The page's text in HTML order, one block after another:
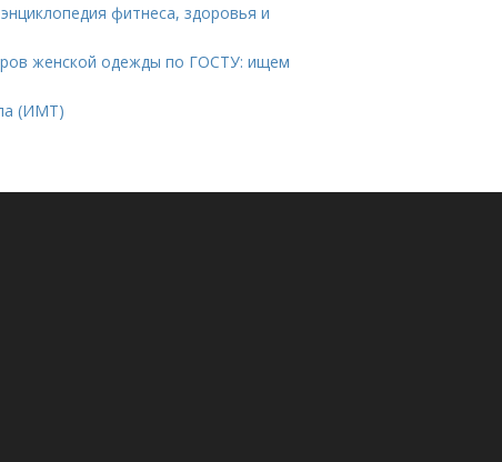
фитнеса, здоровья и
женской одежды по ГОСТУ: ищем
(ИМТ)